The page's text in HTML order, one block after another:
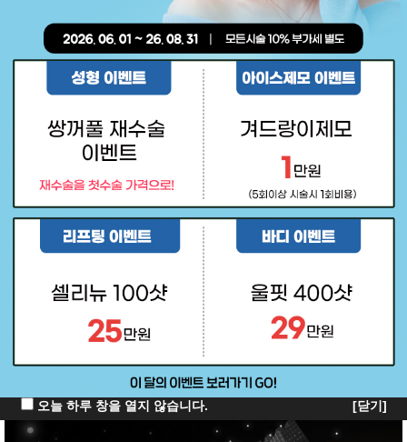
오늘 하루 창을 열지 않습니다. [닫기]